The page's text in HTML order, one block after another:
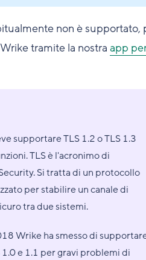
non è supportato,
tramite la nostra app
supportare TLS 1.2 o TLS 1.3
TLS è l'acronimo di
Si tratta di un protocollo
per stabilire un canale di
tra due sistemi.
Wrike ha smesso di
1.0 e 1.1 per gravi problemi di